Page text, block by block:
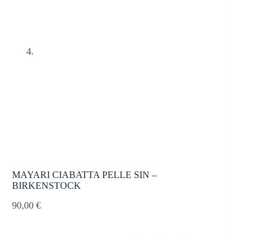
MAYARI CIABATTA PELLE SIN –
BIRKENSTOCK
90,00 €